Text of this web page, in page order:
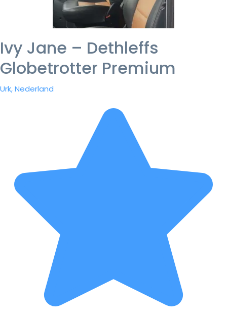
Ivy Jane – Dethleffs
Globetrotter Premium
Urk, Nederland